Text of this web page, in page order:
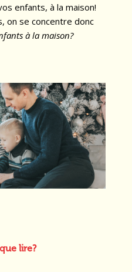
enfants, à la maison!
on se concentre donc
à la maison?
lire?